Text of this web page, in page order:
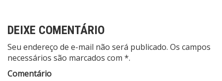
DEIXE COMENTÁRIO
Seu endereço de e-mail não será publicado. Os campos
necessários são marcados com *.
Comentário